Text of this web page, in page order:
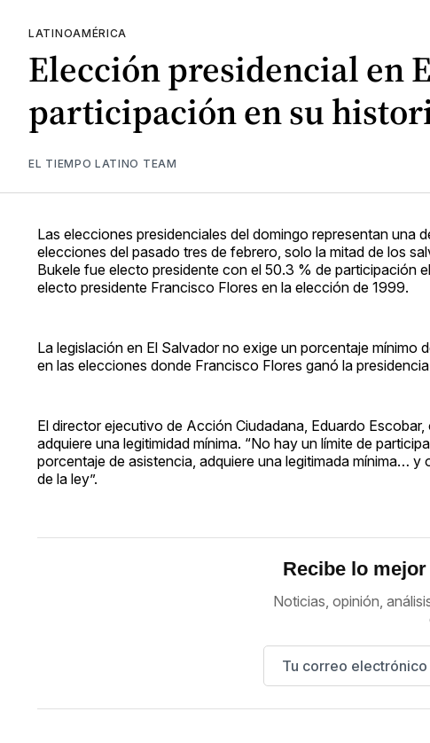
LATINOAMÉRICA
Elección presidencial en
participación en su
EL TIEMPO LATINO TEAM
Las elecciones presidenciales del domingo representan una
elecciones del pasado tres de febrero, solo la mitad de los
Bukele fue electo presidente con el 50.3 % de participación
electo presidente Francisco Flores en la elección de 1999.
La legislación en El Salvador no exige un porcentaje mínimo
en las elecciones donde Francisco Flores ganó la
El director ejecutivo de Acción Ciudadana, Eduardo
adquiere una legitimidad mínima. “No hay un límite de
porcentaje de asistencia, adquiere una legitimada mínima…
de la ley”.
Recibe lo
Noticias, opinión,